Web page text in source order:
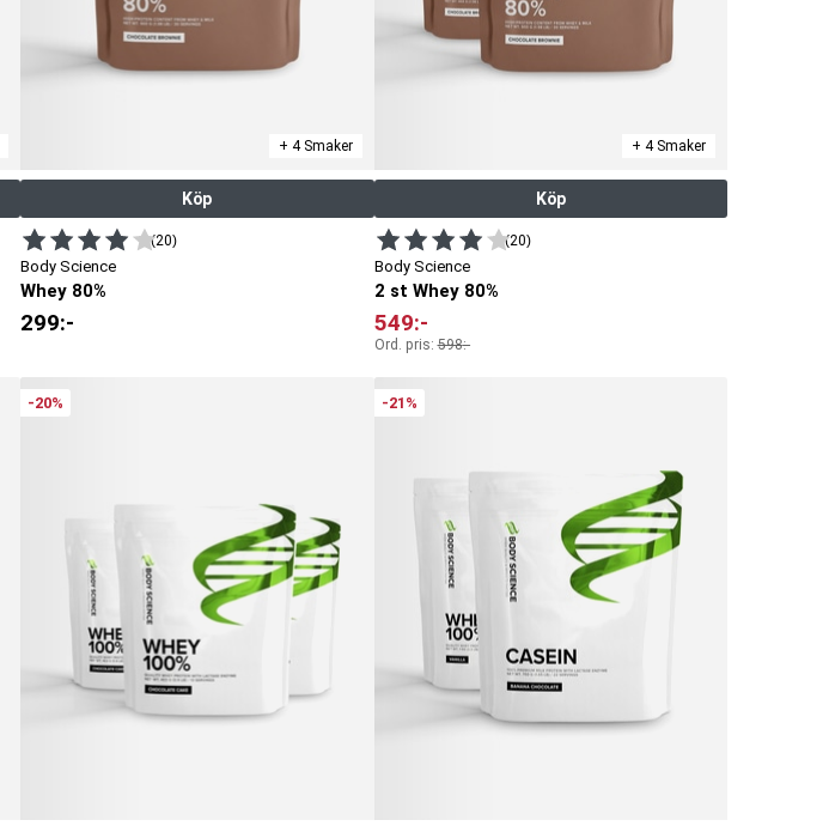
+ 4 Smaker
Köp
(20)
Body Science
Whey 80%
299:-
+ 4 Smaker
Köp
(20)
Body Science
2 st Whey 80%
549:-
Ord. pris:598:-
-20% -21%